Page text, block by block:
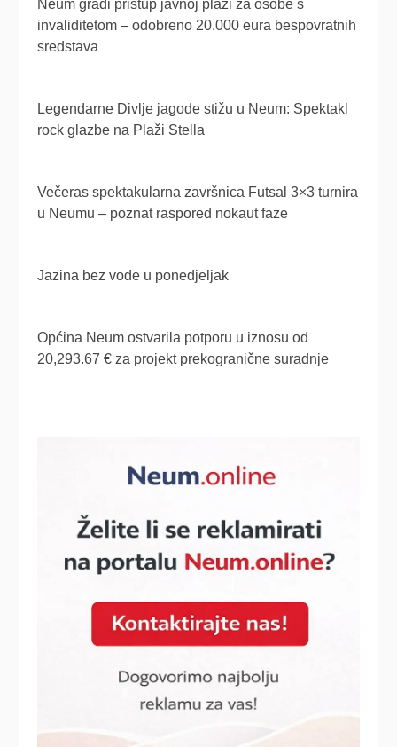
Neum gradi pristup javnoj plaži za osobe s
invaliditetom – odobreno 20.000 eura bespovratnih
sredstava
Legendarne Divlje jagode stižu u Neum: Spektakl
rock glazbe na Plaži Stella
Večeras spektakularna završnica Futsal 3×3 turnira
u Neumu – poznat raspored nokaut faze
Jazina bez vode u ponedjeljak
Općina Neum ostvarila potporu u iznosu od
20,293.67 € za projekt prekogranične suradnje